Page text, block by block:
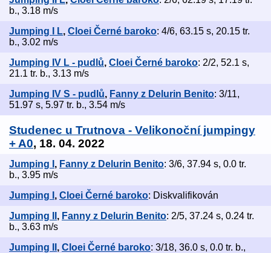
b., 3.18 m/s
Jumping I L, Cloei Černé baroko: 4/6, 63.15 s, 20.15 tr.
b., 3.02 m/s
Jumping IV L - pudlů, Cloei Černé baroko: 2/2, 52.1 s,
21.1 tr. b., 3.13 m/s
Jumping IV S - pudlů, Fanny z Delurin Benito: 3/11,
51.97 s, 5.97 tr. b., 3.54 m/s
Studenec u Trutnova - Velikonoční jumpingy
+ A0, 18. 04. 2022
Jumping I , Fanny z Delurin Benito: 3/6, 37.94 s, 0.0 tr.
b., 3.95 m/s
Jumping I , Cloei Černé baroko: Diskvalifikován
Jumping II , Fanny z Delurin Benito: 2/5, 37.24 s, 0.24 tr.
b., 3.63 m/s
Jumping II , Cloei Černé baroko: 3/18, 36.0 s, 0.0 tr. b.,